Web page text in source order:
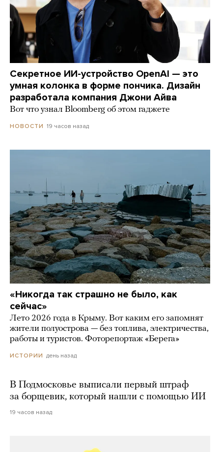
Секретное ИИ-устройство OpenAI — это
умная колонка в форме пончика. Дизайн
разработала компания Джони Айва
Вот что узнал Bloomberg об этом гаджете
НОВОСТИ 19 часов назад
«Никогда так страшно не было, как
сейчас»
Лето 2026 года в Крыму. Вот каким его запомнят
жители полуострова — без топлива, электричества,
работы и туристов. Фоторепортаж «Берега»
ИСТОРИИ день назад
В Подмосковье выписали первый штраф
за борщевик, который нашли с помощью ИИ
19 часов назад